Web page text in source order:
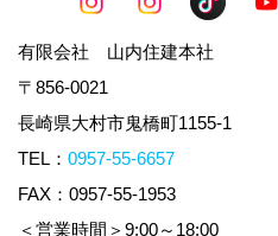
有限会社 山内住建本社
〒856-0021
長崎県大村市鬼橋町1155-1
TEL： 0957-55-6657
FAX：0957-55-1953
＜営業時間＞9:00～18:00